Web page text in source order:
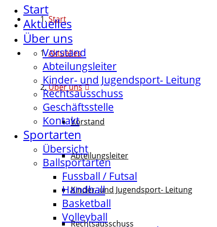
Start
Aktuelles
Über uns
Vorstand
Abteilungsleiter
Kinder- und Jugendsport- Leitung
Rechtsausschuss
Start
Aktuelles
Über uns
Vorstand
Abteilungsleiter
Kinder- und Jugendsport- Leitung
Rechtsausschuss
Geschäftsstelle
Kontakt
Sportarten
Übersicht
Ballsportarten
Fussball / Futsal
Handball
Basketball
Volleyball